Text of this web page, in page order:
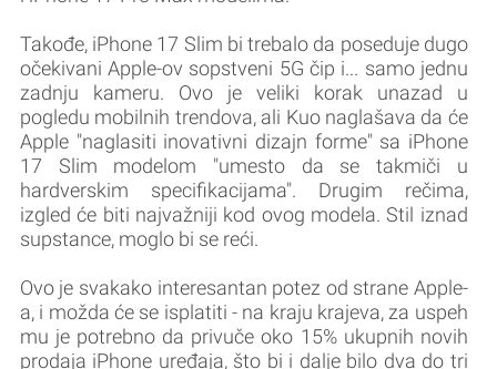
Takođe, iPhone 17 Slim bi trebalo da poseduje dugo
očekivani Apple-ov sopstveni 5G čip i... samo jednu
zadnju kameru. Ovo je veliki korak unazad u
pogledu mobilnih trendova, ali Kuo naglašava da će
Apple "naglasiti inovativni dizajn forme" sa iPhone
17 Slim modelom "umesto da se takmiči u
hardverskim specifikacijama". Drugim rečima,
izgled će biti najvažniji kod ovog modela. Stil iznad
supstance, moglo bi se reći.
Ovo je svakako interesantan potez od strane Apple-
a, i možda će se isplatiti - na kraju krajeva, za uspeh
mu je potrebno da privuče oko 15% ukupnih novih
prodaja iPhone uređaja, što bi i dalje bilo dva do tri